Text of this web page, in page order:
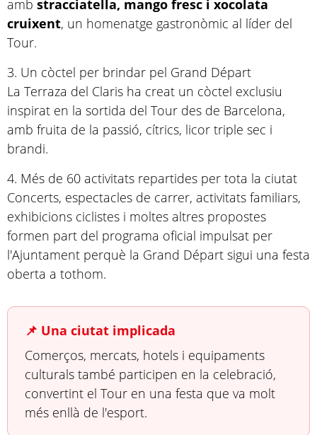
amb stracciatella, mango fresc i xocolata
cruixent, un homenatge gastronòmic al líder del
Tour.
3. Un còctel per brindar pel Grand Départ
La Terraza del Claris ha creat un còctel exclusiu
inspirat en la sortida del Tour des de Barcelona,
amb fruita de la passió, cítrics, licor triple sec i
brandi.
4. Més de 60 activitats repartides per tota la ciutat
Concerts, espectacles de carrer, activitats familiars,
exhibicions ciclistes i moltes altres propostes
formen part del programa oficial impulsat per
l'Ajuntament perquè la Grand Départ sigui una festa
oberta a tothom.
📌 Una ciutat implicada
Comerços, mercats, hotels i equipaments
culturals també participen en la celebració,
convertint el Tour en una festa que va molt
més enllà de l'esport.